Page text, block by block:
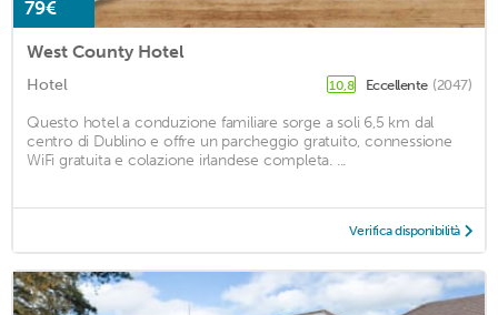
79€
West County Hotel
Hotel 10,8 Eccellente (2047)
Questo hotel a conduzione familiare sorge a soli 6,5 km dal
centro di Dublino e offre un parcheggio gratuito, connessione
WiFi gratuita e colazione irlandese completa. ...
Verifica disponibilità